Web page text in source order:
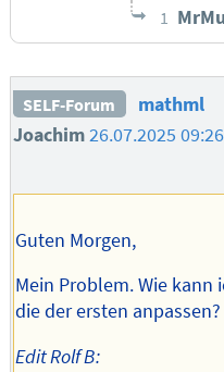
1
SELF-Forum
mathml
Joachim26.07.2025 09:26
Guten Morgen,
Mein Problem. Wie kann
die der ersten
Edit Rolf B: